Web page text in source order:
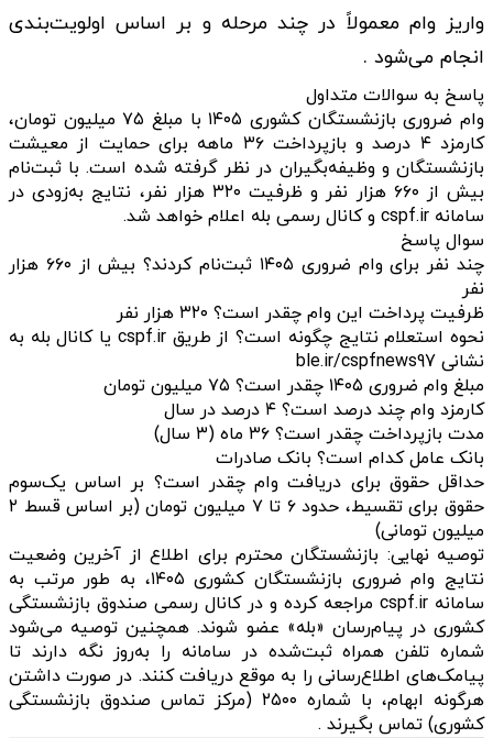
واریز وام معمولاً در چند مرحله و بر اساس اولویت‌بندی
انجام می‌شود .
پاسخ به سوالات متداول
وام ضروری بازنشستگان کشوری ۱۴۰۵ با مبلغ ۷۵ میلیون تومان،
کارمزد ۴ درصد و بازپرداخت ۳۶ ماهه برای حمایت از معیشت
بازنشستگان و وظیفه‌بگیران در نظر گرفته شده است. با ثبت‌نام
بیش از ۶۶۰ هزار نفر و ظرفیت ۳۲۰ هزار نفر، نتایج به‌زودی در
سامانه cspf.ir و کانال رسمی بله اعلام خواهد شد.
سوال پاسخ
چند نفر برای وام ضروری ۱۴۰۵ ثبت‌نام کردند؟ بیش از ۶۶۰ هزار
نفر
ظرفیت پرداخت این وام چقدر است؟ ۳۲۰ هزار نفر
نحوه استعلام نتایج چگونه است؟ از طریق cspf.ir یا کانال بله به
نشانی ble.ir/cspfnews97
مبلغ وام ضروری ۱۴۰۵ چقدر است؟ ۷۵ میلیون تومان
کارمزد وام چند درصد است؟ ۴ درصد در سال
مدت بازپرداخت چقدر است؟ ۳۶ ماه (۳ سال)
بانک عامل کدام است؟ بانک صادرات
حداقل حقوق برای دریافت وام چقدر است؟ بر اساس یک‌سوم
حقوق برای تقسیط، حدود ۶ تا ۷ میلیون تومان (بر اساس قسط ۲
میلیون تومانی)
توصیه نهایی: بازنشستگان محترم برای اطلاع از آخرین وضعیت
نتایج وام ضروری بازنشستگان کشوری ۱۴۰۵، به طور مرتب به
سامانه cspf.ir مراجعه کرده و در کانال رسمی صندوق بازنشستگی
کشوری در پیام‌رسان «بله» عضو شوند. همچنین توصیه می‌شود
شماره تلفن همراه ثبت‌شده در سامانه را به‌روز نگه دارند تا
پیامک‌های اطلاع‌رسانی را به موقع دریافت کنند. در صورت داشتن
هرگونه ابهام، با شماره ۲۵۰۰ (مرکز تماس صندوق بازنشستگی
کشوری) تماس بگیرند .